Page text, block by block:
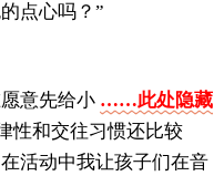
点心吗？”
意先给小 ……此处隐藏
性和交往习惯还比较
活动中我让孩子们在音